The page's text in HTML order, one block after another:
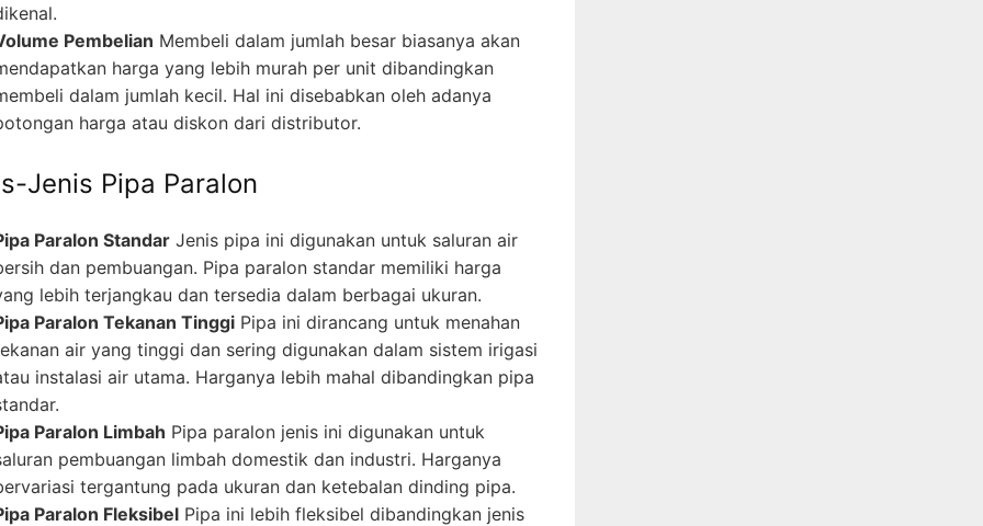
Pembelian Membeli dalam jumlah besar biasanya akan
harga yang lebih murah per unit dibandingkan
dalam jumlah kecil. Hal ini disebabkan oleh adanya
harga atau diskon dari distributor.
Jenis Pipa Paralon
Paralon Standar Jenis pipa ini digunakan untuk saluran air
dan pembuangan. Pipa paralon standar memiliki harga
lebih terjangkau dan tersedia dalam berbagai ukuran.
Paralon Tekanan Tinggi Pipa ini dirancang untuk menahan
air yang tinggi dan sering digunakan dalam sistem irigasi
instalasi air utama. Harganya lebih mahal dibandingkan pipa
Paralon Limbah Pipa paralon jenis ini digunakan untuk
pembuangan limbah domestik dan industri. Harganya
tergantung pada ukuran dan ketebalan dinding pipa.
Paralon Fleksibel Pipa ini lebih fleksibel dibandingkan jenis